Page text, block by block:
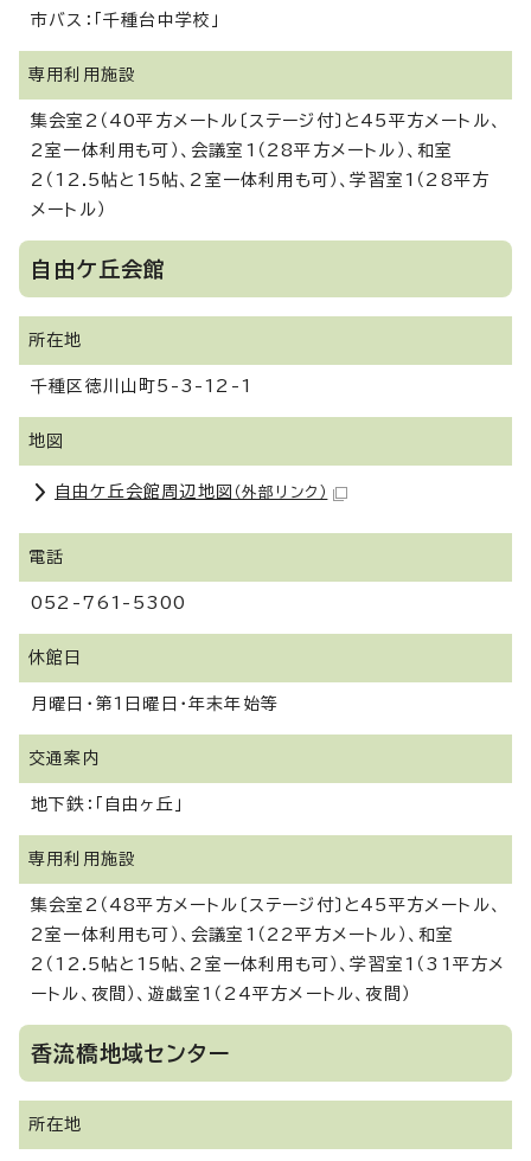
市バス：「千種台中学校」
専用利用施設
集会室2（40平方メートル〔ステージ付〕と45平方メートル、
2室一体利用も可）、会議室1（28平方メートル）、和室
2（12.5帖と15帖、2室一体利用も可）、学習室1（28平方
メートル）
自由ケ丘会館
所在地
千種区徳川山町5-3-12-1
地図
自由ケ丘会館周辺地図 （外部リンク）
電話
052-761-5300
休館日
月曜日・第1日曜日・年末年始等
交通案内
地下鉄：「自由ヶ丘」
専用利用施設
集会室2（48平方メートル〔ステージ付〕と45平方メートル、
2室一体利用も可）、会議室1（22平方メートル）、和室
2（12.5帖と15帖、2室一体利用も可）、学習室1（31平方メ
ートル、夜間）、遊戯室1（24平方メートル、夜間）
香流橋地域センター
所在地